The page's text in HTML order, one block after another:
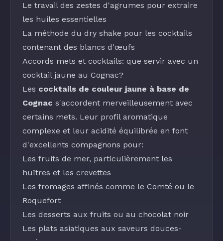
Le travail des zestes d'agrumes pour extraire
les huiles essentielles
La méthode du dry shake pour les cocktails
contenant des blancs d'œufs
Accords mets et cocktails: que servir avec un
cocktail jaune au Cognac?
Les cocktails de couleur jaune à base de
Cognac s'accordent merveilleusement avec
certains mets. Leur profil aromatique
complexe et leur acidité équilibrée en font
d'excellents compagnons pour:
Les fruits de mer, particulièrement les
huîtres et les crevettes
Les fromages affinés comme le Comté ou le
Roquefort
Les desserts aux fruits ou au chocolat noir
Les plats asiatiques aux saveurs douces-